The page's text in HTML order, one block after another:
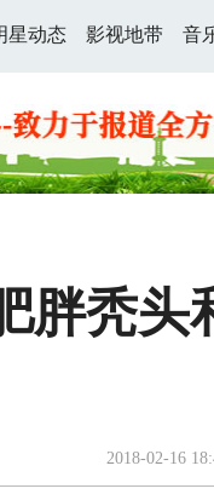
星动态 影视地带 音
胖秃头
2018-02-16